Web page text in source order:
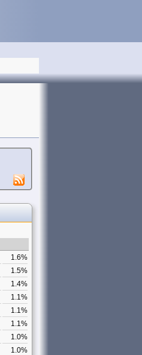
1.6%
1.5%
1.4%
1.1%
1.1%
1.1%
1.0%
1.0%